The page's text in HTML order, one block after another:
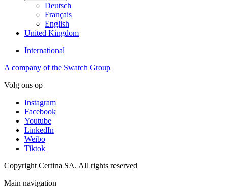
Deutsch
Français
English
United Kingdom
International
A company of the Swatch Group
Volg ons op
Instagram
Facebook
Youtube
LinkedIn
Weibo
Tiktok
Copyright Certina SA. All rights reserved
Main navigation